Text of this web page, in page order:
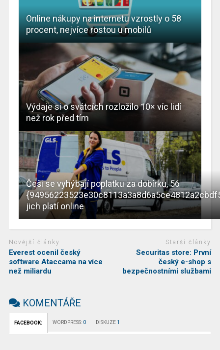
Online nákupy na internetu vzrostly o 58
procent, nejvíce rostou u mobilů
Výdaje si o svátcích rozložilo 10× víc lidí
než rok před tím
Češi se vyhýbají poplatku za dobírku, 56
jich platí online
Novější články
Everest ocenil český
software Ataccama na více
než miliardu
Starší články
Securitas store: První
český e-shop s
bezpečnostními službami
KOMENTÁŘE
FACEBOOK: WORDPRESS: 0 DISKUZE 1